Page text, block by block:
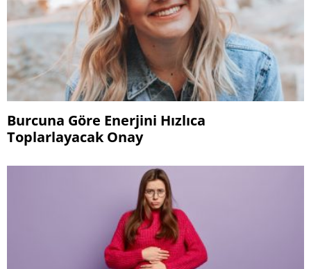
Burcuna Göre Enerjini Hızlıca
Toplarlayacak Onay